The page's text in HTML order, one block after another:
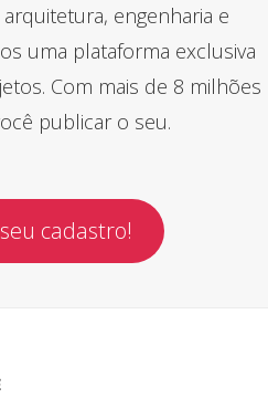
engenharia e
uma plataforma exclusiva
Com mais de 8 milhões
publicar o seu.
cadastro!